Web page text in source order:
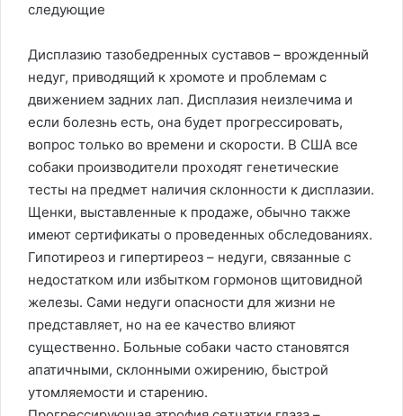
следующие
Дисплазию тазобедренных суставов – врожденный
недуг, приводящий к хромоте и проблемам с
движением задних лап. Дисплазия неизлечима и
если болезнь есть, она будет прогрессировать,
вопрос только во времени и скорости. В США все
собаки производители проходят генетические
тесты на предмет наличия склонности к дисплазии.
Щенки, выставленные к продаже, обычно также
имеют сертификаты о проведенных обследованиях.
Гипотиреоз и гипертиреоз – недуги, связанные с
недостатком или избытком гормонов щитовидной
железы. Сами недуги опасности для жизни не
представляет, но на ее качество влияют
существенно. Больные собаки часто становятся
апатичными, склонными ожирению, быстрой
утомляемости и старению.